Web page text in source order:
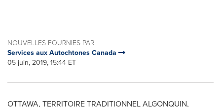
NOUVELLES FOURNIES PAR
Services aux Autochtones Canada
05 juin, 2019, 15:44 ET
OTTAWA, TERRITOIRE TRADITIONNEL ALGONQUIN,